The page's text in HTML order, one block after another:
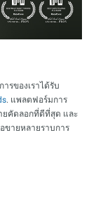
รของเราได้รับ
. แพลตฟอร์มการ
ยคัดลอกที่ดีที่สุด และ
ขายหลายราบการ